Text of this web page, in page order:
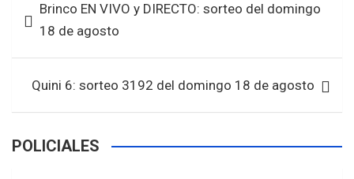
o
o
k
A
p
p
de
entradas
Brinco EN VIVO y DIRECTO: sorteo del domingo
18 de agosto
Quini 6: sorteo 3192 del domingo 18 de agosto
POLICIALES